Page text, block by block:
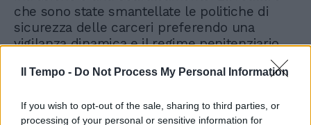
Il Tempo - Do Not Process My Personal Information
If you wish to opt-out of the sale, sharing to third parties, or
processing of your personal or sensitive information for
che sono state smantellate le politiche di
sicurezza delle carceri preferendo una
vigilanza dinamica e il regime penitenziario
almeno 8 ore al giorno con controlli sporadici